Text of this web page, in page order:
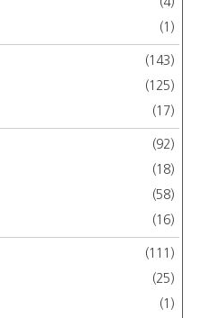
(1)
(143)
(125)
(17)
(92)
(18)
(58)
(16)
(111)
(25)
(1)